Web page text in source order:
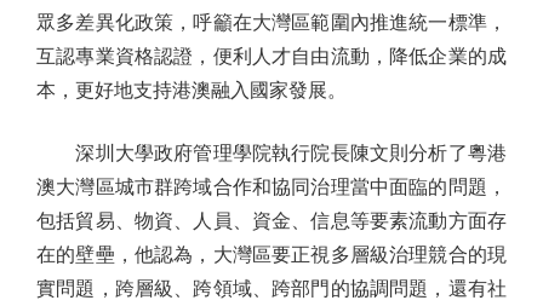
眾多差異化政策，呼籲在大灣區範圍內推進統一標準，
互認專業資格認證，便利人才自由流動，降低企業的成
本，更好地支持港澳融入國家發展。
深圳大學政府管理學院執行院長陳文則分析了粵港
澳大灣區城市群跨域合作和協同治理當中面臨的問題，
包括貿易、物資、人員、資金、信息等要素流動方面存
在的壁壘，他認為，大灣區要正視多層級治理競合的現
實問題，跨層級、跨領域、跨部門的協調問題，還有社